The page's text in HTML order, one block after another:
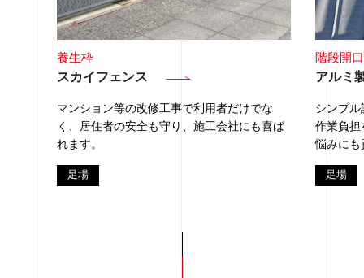
養生枠
スカイフェンス
マンション等の改修工事で利用者だけでな
く、居住者の安全も守り、施工会社にも喜ば
れます。
足場
階段開
アルミ
シンプ
作業負担
悩みにも
足場